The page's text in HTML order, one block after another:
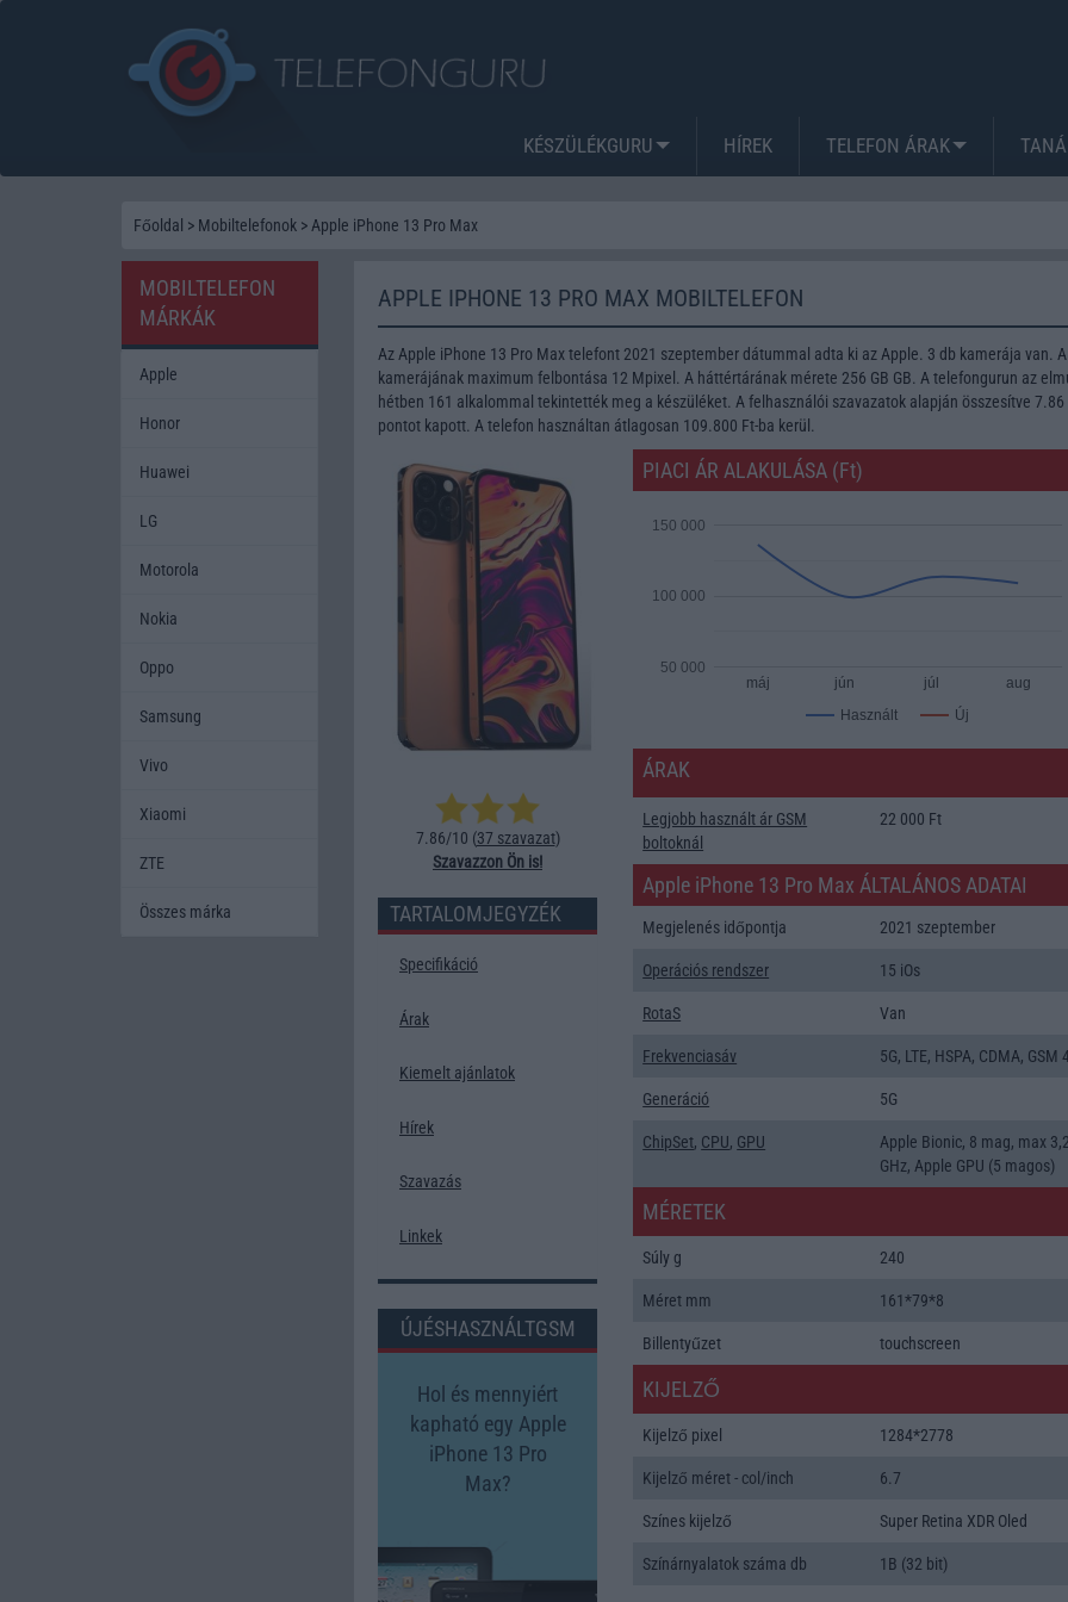
KÉSZÜLÉKGURU HÍREK TELEFON ÁRAK
Főoldal > Mobiltelefonok > Apple iPhone 13 Pro Max
APPLE IPHONE 13 PRO MAX MOBILTELEFON
Az Apple iPhone 13 Pro Max telefont 2021 szeptember dátummal adta ki az Apple. 3 db kamerája van. A
kamerájának maximum felbontása 12 Mpixel. A háttértárának mérete 256 GB GB. A telefongurun az
hétben 161 alkalommal tekintették meg a készüléket. A felhasználói szavazatok alapján összesítve 7.86
pontot kapott. A telefon használtan átlagosan 109.800 Ft-ba kerül.
7.86/10 (37 szavazat)
Szavazzon Ön is!
TARTALOMJEGYZÉK
Specifikáció
Árak
Kiemelt ajánlatok
Hírek
Szavazás
Linkek
ÚJÉSHASZNÁLTGSM
Hol és mennyiért
kapható egy Apple
iPhone 13 Pro
Max?
PIACI ÁR ALAKULÁSA (Ft)
Használt Új
máj jún júl aug
50 000
100 000
150 000
ÁRAK
Legjobb használt ár GSM
boltoknál
22 000 Ft
Apple iPhone 13 Pro Max ÁLTALÁNOS ADATAI
Megjelenés időpontja 2021 szeptember
Operációs rendszer 15 iOs
RotaS Van
Frekvenciasáv 5G, LTE, HSPA, CDMA, GSM
Generáció 5G
ChipSet, CPU, GPU
Apple Bionic, 8 mag, max
GHz, Apple GPU (5 magos)
MÉRETEK
Súly g 240
Méret mm 161*79*8
Billentyűzet touchscreen
KIJELZŐ
Kijelző pixel 1284*2778
Kijelző méret - col/inch 6.7
Színes kijelző Super Retina XDR Oled
Színárnyalatok száma db 1B (32 bit)
MOBILTELEFON
MÁRKÁK
Apple
Honor
Huawei
LG
Motorola
Nokia
Oppo
Samsung
Vivo
Xiaomi
ZTE
Összes márka